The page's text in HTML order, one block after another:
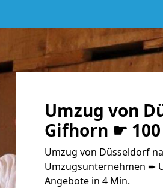
Umzug von
Gifhorn ☛
Umzug von Düsseldorf
Umzugsunternehmen ➨
Angebote in 4 Min.